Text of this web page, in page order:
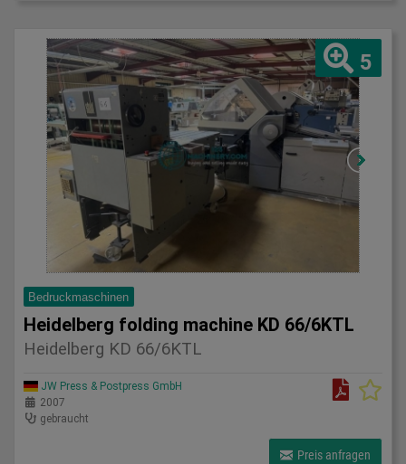
5
Bedruckmaschinen
Heidelberg folding machine KD 66/6KTL
Heidelberg KD 66/6KTL
JW Press & Postpress GmbH
2007
gebraucht
Preis anfragen